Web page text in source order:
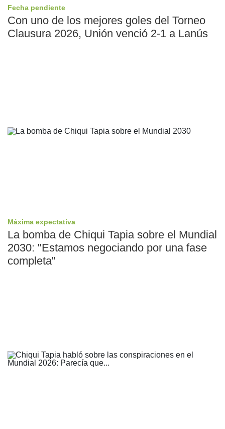
Fecha pendiente
Con uno de los mejores goles del Torneo
Clausura 2026, Unión venció 2-1 a Lanús
Máxima expectativa
La bomba de Chiqui Tapia sobre el Mundial
2030: "Estamos negociando por una fase
completa"